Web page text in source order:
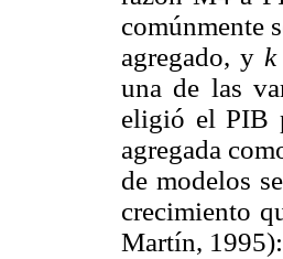
comúnmente
agregado, y k
una de las
eligió el PIB
agregada
de modelos
crecimiento
Martín, 1995):